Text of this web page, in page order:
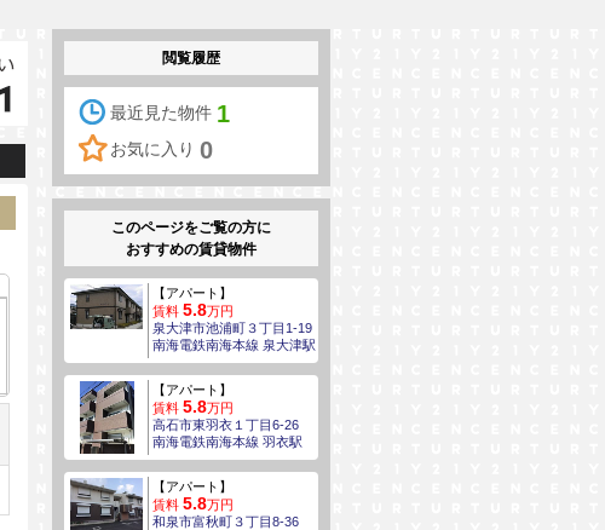
閲覧履歴
最近見た物件 1
お気に入り 0
このページをご覧の方に
おすすめの賃貸物件
【アパート】
賃料 5.8万円
泉大津市池浦町３丁目1-19
南海電鉄南海本線 泉大津駅
【アパート】
賃料 5.8万円
高石市東羽衣１丁目6-26
南海電鉄南海本線 羽衣駅
【アパート】
賃料 5.8万円
和泉市富秋町３丁目8-36